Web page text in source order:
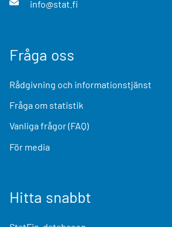
info@stat.fi
Fråga oss
Rådgivning och informationstjänst
Fråga om statistik
Vanliga frågor (FAQ)
För media
Hitta snabbt